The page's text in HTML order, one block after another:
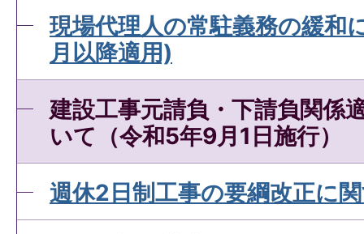
現場代理人の常駐義務の緩和
月以降適用)
建設工事元請負・下請負関係
いて（令和5年9月1日施行）
週休2日制工事の要綱改正に